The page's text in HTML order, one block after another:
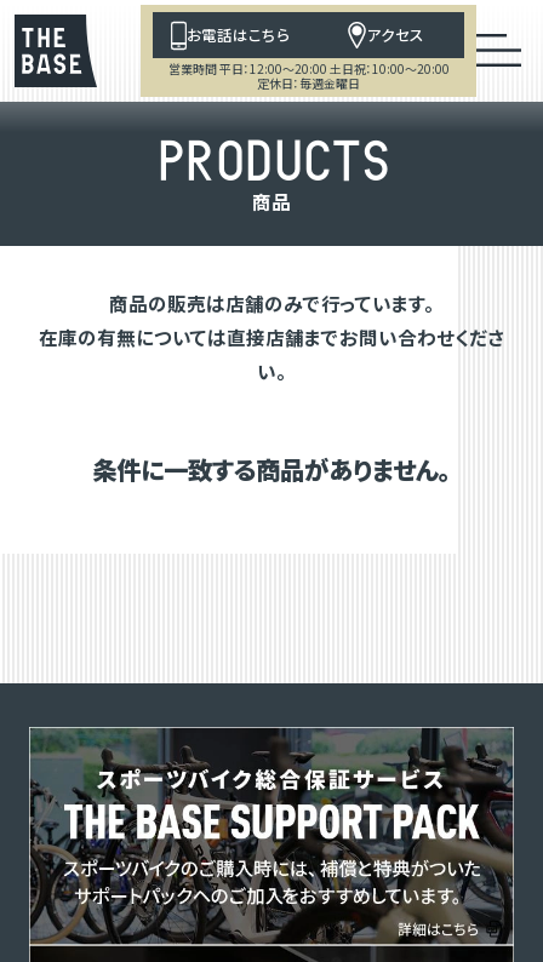
お電話はこちら アクセス
営業時間 平日：12:00～20:00 土日祝：10:00～20:00
定休日：毎週金曜日
PRODUCTS
商品
商品の販売は店舗のみで行っています。
在庫の有無については直接店舗までお問い合わせくださ
い。
条件に一致する商品がありません。